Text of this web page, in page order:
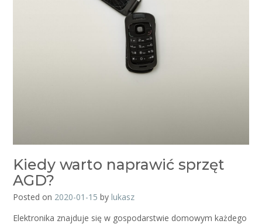
Kiedy warto naprawić sprzęt
AGD?
Posted on 2020-01-15 by lukasz
Elektronika znajduje się w gospodarstwie domowym każdego